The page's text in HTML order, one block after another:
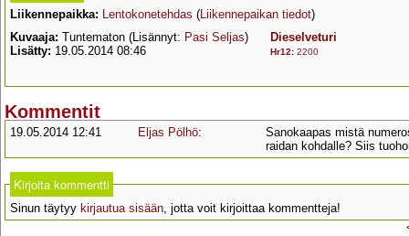
Liikennepaikka: Lentokonetehdas (Liikennepaikan tiedot)
Kuvaaja: Tuntematon (Lisännyt: Pasi Seljas)
Lisätty: 19.05.2014 08:46
Dieselveturi
Hr12: 2200
Kommentit
19.05.2014 12:41 Eljas Pölhö:
Sanokaapas mistä
raidan kohdalle? Siis
Kirjoita kommentti
Sinun täytyy kirjautua sisään, jotta voit kirjoittaa kommentteja!